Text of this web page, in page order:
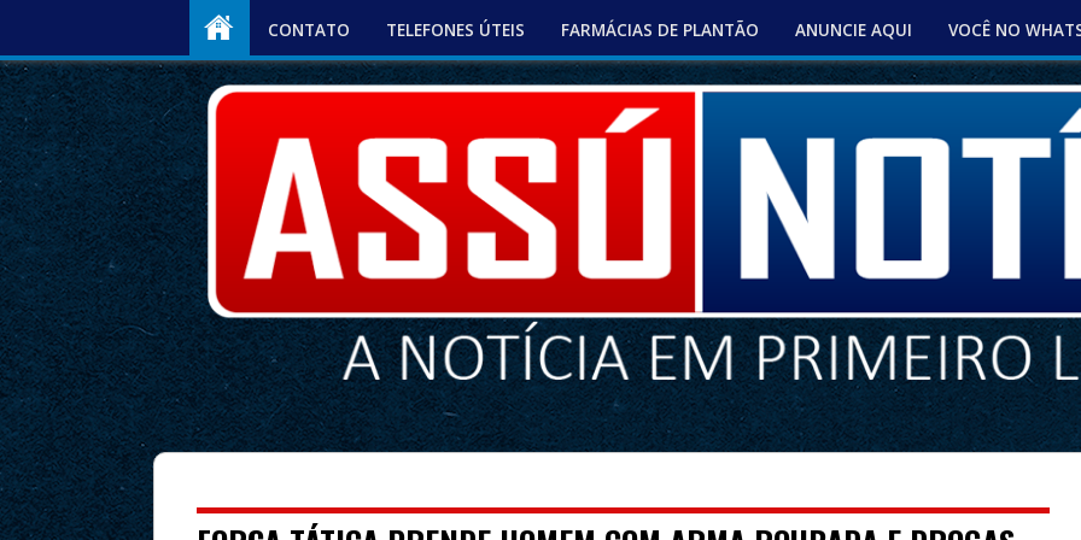
CONTATO TELEFONES ÚTEIS FARMÁCIAS DE PLANTÃO ANUNCIE AQUI VOCÊ NO